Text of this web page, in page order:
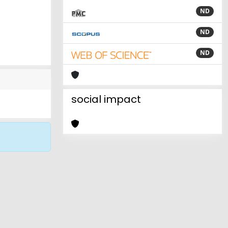
ND
ND
ND
social impact